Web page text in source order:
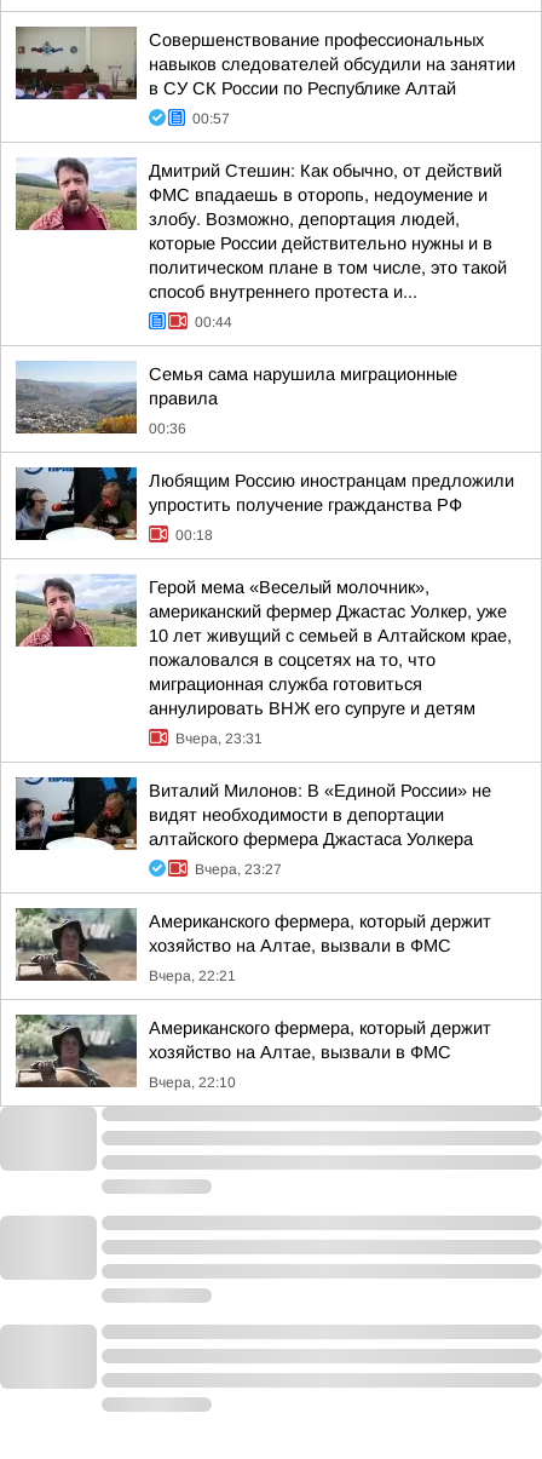
Совершенствование профессиональных
навыков следователей обсудили на занятии
в СУ СК России по Республике Алтай
00:57
Дмитрий Стешин: Как обычно, от действий
ФМС впадаешь в оторопь, недоумение и
злобу. Возможно, депортация людей,
которые России действительно нужны и в
политическом плане в том числе, это такой
способ внутреннего протеста и...
00:44
Семья сама нарушила миграционные
правила
00:36
Любящим Россию иностранцам предложили
упростить получение гражданства РФ
00:18
Герой мема «Веселый молочник»,
американский фермер Джастас Уолкер, уже
10 лет живущий с семьей в Алтайском крае,
пожаловался в соцсетях на то, что
миграционная служба готовиться
аннулировать ВНЖ его супруге и детям
Вчера, 23:31
Виталий Милонов: В «Единой России» не
видят необходимости в депортации
алтайского фермера Джастаса Уолкера
Вчера, 23:27
Американского фермера, который держит
хозяйство на Алтае, вызвали в ФМС
Вчера, 22:21
Американского фермера, который держит
хозяйство на Алтае, вызвали в ФМС
Вчера, 22:10